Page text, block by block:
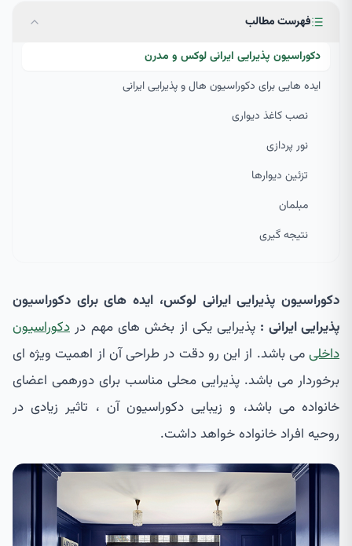
فهرست مطالب
دکوراسیون پذیرایی ایرانی لوکس و مدرن
ایده هایی برای دکوراسیون هال و پذیرایی ایرانی
نصب کاغذ دیواری
نور پردازی
تزئین دیوارها
مبلمان
نتیجه گیری
دکوراسیون پذیرایی ایرانی لوکس، ایده های برای دکوراسیون
پذیرایی ایرانی : پذیرایی یکی از بخش های مهم در دکوراسیون
داخلیمی باشد. از این رو دقت در طراحی آن از اهمیت ویژه ای
برخوردار می باشد. پذیرایی محلی مناسب برای دورهمی اعضای
خانواده می باشد، و زیبایی دکوراسیون آن ، تاثیر زیادی در
روحیه افراد خانواده خواهد داشت.